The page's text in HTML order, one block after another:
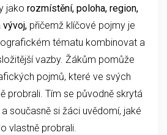
jako rozmístění, poloha, region,
vývoj,přičemž klíčové pojmy je
tématu kombinovat a
vazby. Žákům pomůže
pojmů, které ve svých
probrali. Tím se původně skrytá
současně si žáci uvědomí, jaké
vlastně probrali.